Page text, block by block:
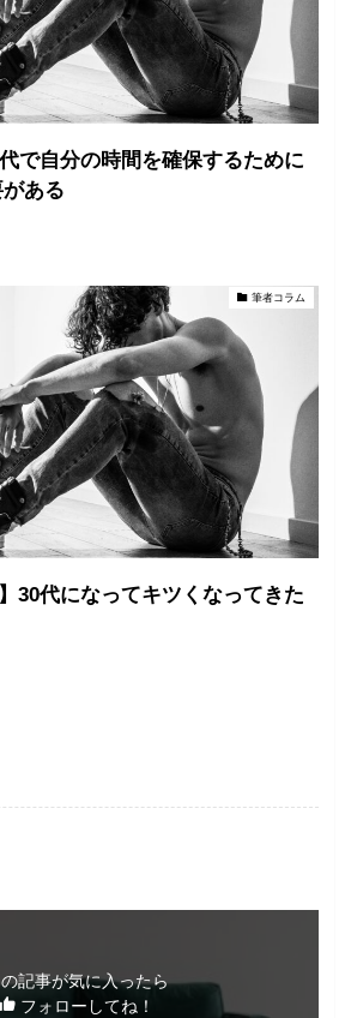
で自分の時間を確保するために
ある
筆者コラム
30代になってキツくなってきた
の記事が気に入ったら
フォローしてね！